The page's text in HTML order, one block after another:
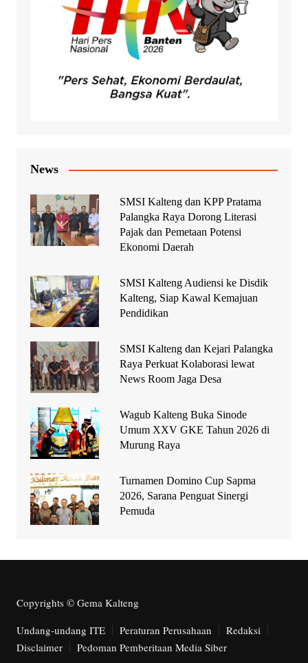
News
SMSI Kalteng dan KPP Pratama
Palangka Raya Dorong Literasi
Pajak dan Pemetaan Potensi
Ekonomi Daerah
SMSI Kalteng Audiensi ke Disdik
Kalteng, Siap Kawal Kemajuan
Pendidikan
SMSI Kalteng dan Kejari Palangka
Raya Perkuat Kolaborasi lewat
News Room Jaga Desa
Wagub Kalteng Buka Sinode
Umum XXV GKE Tahun 2026 di
Murung Raya
Turnamen Domino Cup Sapma
2026, Sarana Penguat Sinergi
Pemuda
Copyrights © Gema Kalteng
Undang-undang ITE
Peraturan Perusahaan
Redaksi
Disclaimer
Pedoman Pemberitaan Media Siber